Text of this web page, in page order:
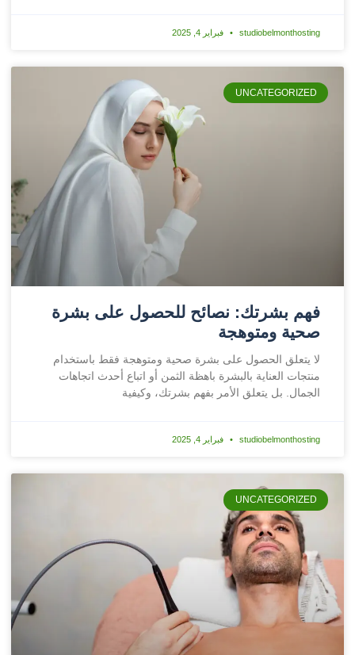
studiobelmonthosting فبراير 4, 2025
UNCATEGORIZED
فهم بشرتك: نصائح للحصول على بشرة
صحية ومتوهجة
لا يتعلق الحصول على بشرة صحية ومتوهجة فقط باستخدام
منتجات العناية بالبشرة باهظة الثمن أو اتباع أحدث اتجاهات
الجمال. بل يتعلق الأمر بفهم بشرتك، وكيفية
studiobelmonthosting فبراير 4, 2025
UNCATEGORIZED